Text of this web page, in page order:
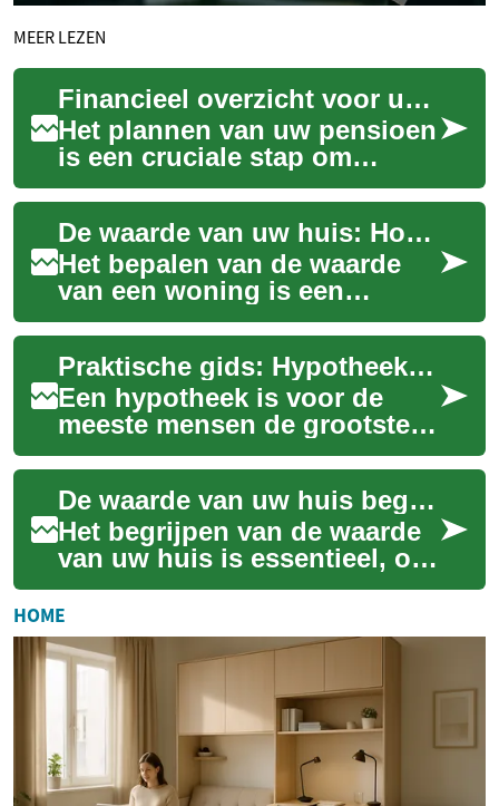
MEER LEZEN
Financieel overzicht voor uw pensioen
Het plannen van uw pensioen
is een cruciale stap om
financiële zekerheid op latere
leeftijd te waarborgen. Een
goed i...
De waarde van uw huis: Hoe wordt deze bepaald en waarom is het belangrijk?
Het bepalen van de waarde
van een woning is een
cruciaal aspect van de
vastgoedmarkt. Of u nu van
plan bent uw huis t...
Praktische gids: Hypotheek begrijpen voor uw huisfinanciering
Een hypotheek is voor de
meeste mensen de grootste
financiële verplichting in hun
leven. Deze gids legt in
duidelijke...
De waarde van uw huis begrijpen en verhogen
Het begrijpen van de waarde
van uw huis is essentieel, of
u nu van plan bent te
verkopen, te herfinancieren of
gewoon...
HOME